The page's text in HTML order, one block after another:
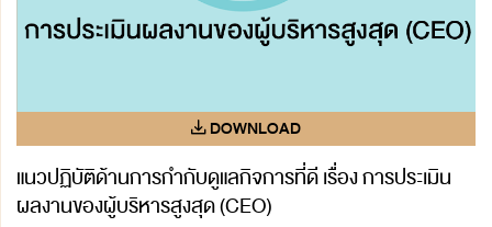
แนวปฏิบัติด้านการกำกับดูแลกิจการที่ดี เรื่อง การประเมิน
ผลงานของผู้บริหารสูงสุด (CEO)